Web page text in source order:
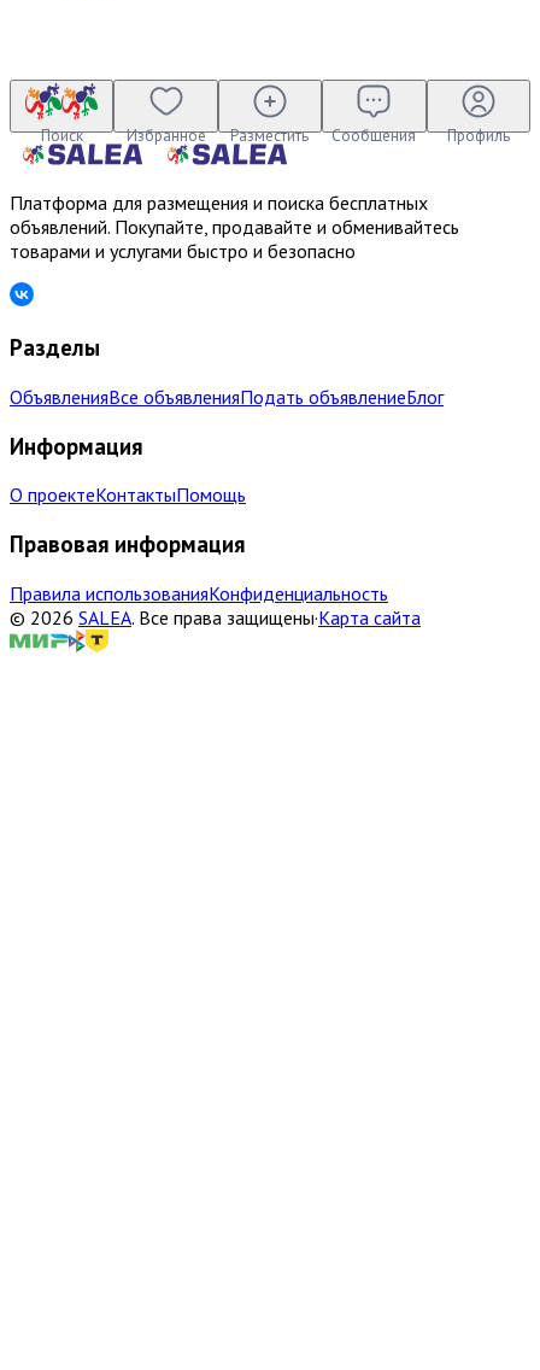
Поиск Избранное Разместить Сообщения Профиль
Платформа для размещения и поиска бесплатных
объявлений. Покупайте, продавайте и обменивайтесь
товарами и услугами быстро и безопасно
Разделы
ОбъявленияВсе объявленияПодать объявлениеБлог
Информация
О проектеКонтактыПомощь
Правовая информация
Правила использованияКонфиденциальность
© 2026 SALEA. Все права защищены·Карта сайта